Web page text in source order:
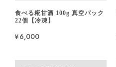
食べる糀甘酒 100g 真空パック
22個【冷凍】
¥6,000